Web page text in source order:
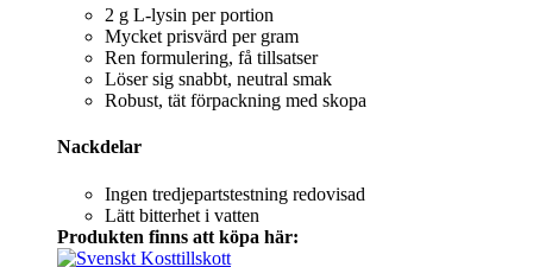
2 g L‑lysin per portion
Mycket prisvärd per gram
Ren formulering, få tillsatser
Löser sig snabbt, neutral smak
Robust, tät förpackning med skopa
Nackdelar
Ingen tredjepartstestning redovisad
Lätt bitterhet i vatten
Produkten finns att köpa här: